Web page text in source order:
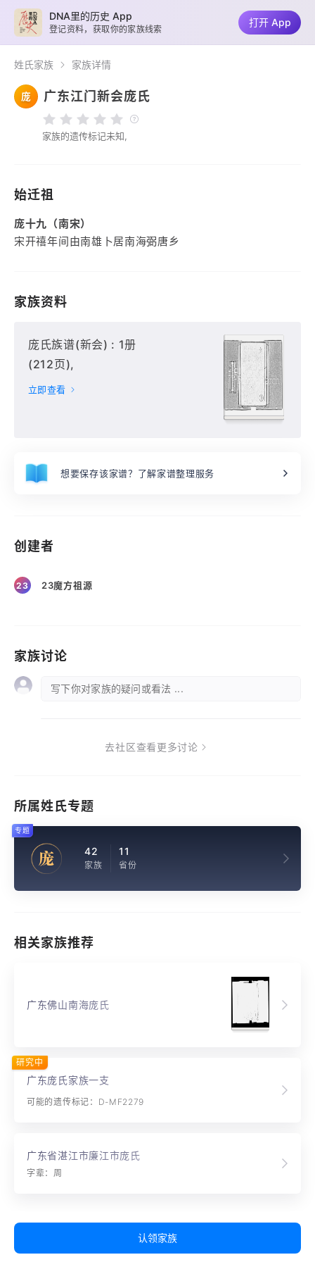
姓氏家族 家族详情
庞 广东江门新会庞氏
家族的遗传标记未知,
始迁祖
庞十九（南宋）
宋开禧年间由南雄卜居南海弼唐乡
家族资料
庞氏族谱(新会) : 1册
(212页),
立即查看
想要保存该家谱？了解家谱整理服务
创建者
23 23魔方祖源
家族讨论
写下你对家族的疑问或看法 ...
去社区查看更多讨论
所属姓氏专题
庞 42
家族
11
省份
专题
相关家族推荐
广东佛山南海庞氏
广东庞氏家族一支
可能的遗传标记：D-MF2279
研究中
广东省湛江市廉江市庞氏
字辈：周
DNA里的历史 App
登记资料，获取你的家族线索
打开 App
认领家族